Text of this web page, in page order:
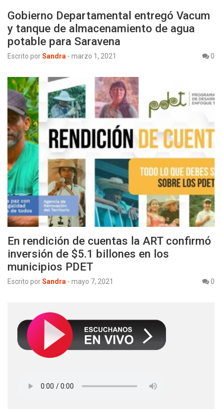
Gobierno Departamental entregó Vacum
y tanque de almacenamiento de agua
potable para Saravena
Escrito porSandra - marzo 1, 2021 0
En rendición de cuentas la ART confirmó
inversión de $5.1 billones en los
municipios PDET
Escrito porSandra - mayo 7, 2021 0